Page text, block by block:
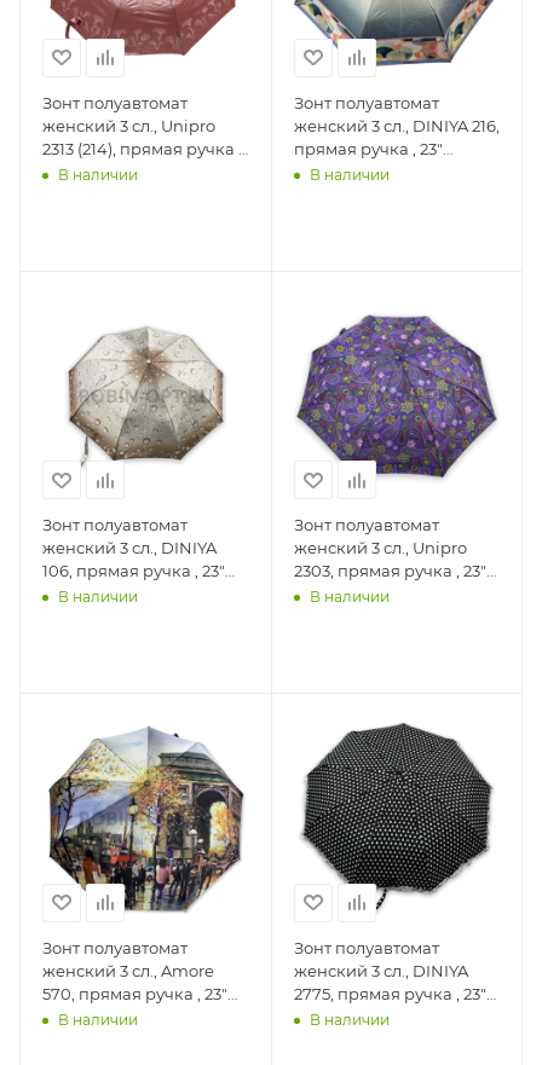
Зонт полуавтомат
женский 3 сл., Unipro
2313 (214), прямая ручка ,
23"(58.5см)Х9к, сатин,
В наличии
Зонт полуавтомат
женский 3 сл., DINIYA 216,
прямая ручка , 23"
(58.5см)Х8к, сатин,
В наличии
Зонт полуавтомат
женский 3 сл., DINIYA
106, прямая ручка , 23"
(58.5см)Х9к, полиэстер,
В наличии
Зонт полуавтомат
женский 3 сл., Unipro
2303, прямая ручка , 23"
(58.5см)Х8к, нейлон,
В наличии
Зонт полуавтомат
женский 3 сл., Amore
570, прямая ручка , 23"
(58.5см)Х9к, фотосатин,
В наличии
Зонт полуавтомат
женский 3 сл., DINIYA
2775, прямая ручка , 23"
(58.5см)Х9к, полиэстер,
В наличии